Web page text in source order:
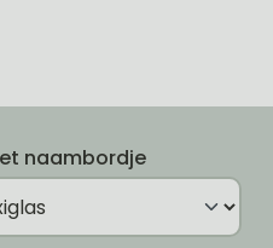
naambordje